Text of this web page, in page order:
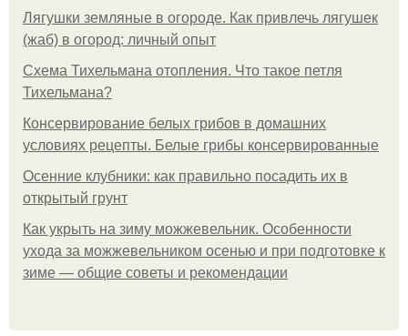
Лягушки земляные в огороде. Как привлечь лягушек
(жаб) в огород: личный опыт
Схема Тихельмана отопления. Что такое петля
Тихельмана?
Консервирование белых грибов в домашних
условиях рецепты. Белые грибы консервированные
Осенние клубники: как правильно посадить их в
открытый грунт
Как укрыть на зиму можжевельник. Особенности
ухода за можжевельником осенью и при подготовке к
зиме — общие советы и рекомендации